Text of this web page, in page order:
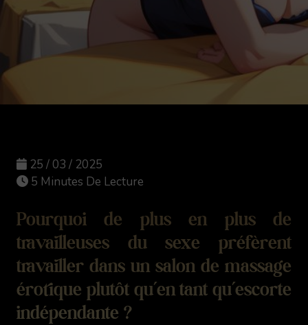
25 / 03 / 2025
5 Minutes De Lecture
Pourquoi de plus en plus de
travailleuses du sexe préfèrent
travailler dans un salon de massage
érotique plutôt qu’en tant qu’escorte
indépendante ?